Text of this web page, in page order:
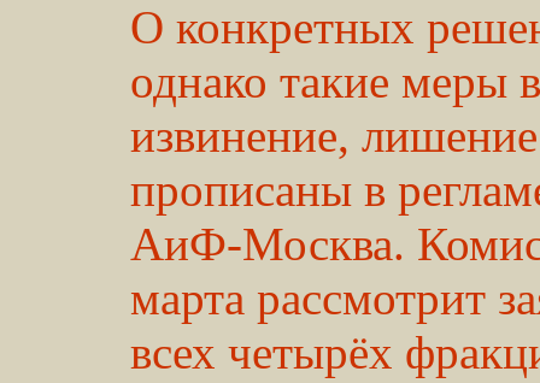
О конкретных
однако такие меры
извинение, лишение
прописаны в
АиФ-Москва.
марта рассмотрит
всех четырёх